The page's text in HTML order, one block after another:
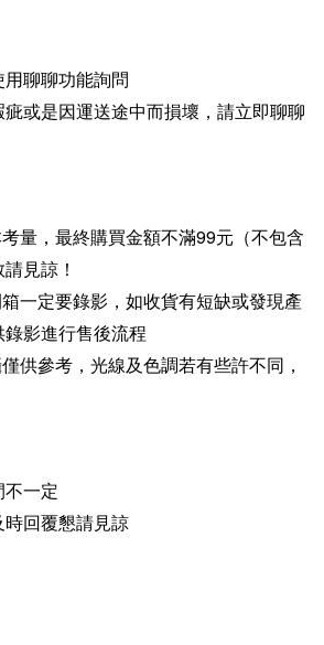
聊聊功能詢問
或是因運送途中而損壞，請立即聊聊
量，最終購買金額不滿99元（不包含
見諒！
一定要錄影，如收貨有短缺或發現產
影進行售後流程
供參考，光線及色調若有些許不同，
一定
回覆懇請見諒